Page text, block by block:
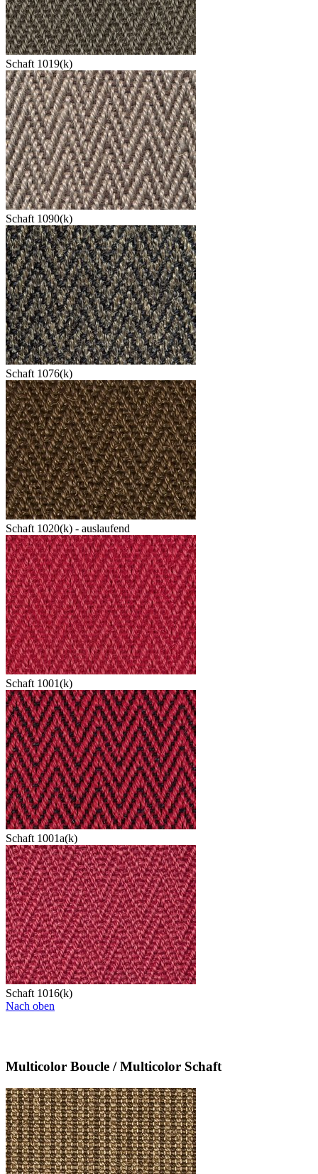
Schaft 1019(k)
Schaft 1090(k)
Schaft 1076(k)
Schaft 1020(k) - auslaufend
Schaft 1001(k)
Schaft 1001a(k)
Schaft 1016(k)
Nach oben
Multicolor Boucle / Multicolor Schaft